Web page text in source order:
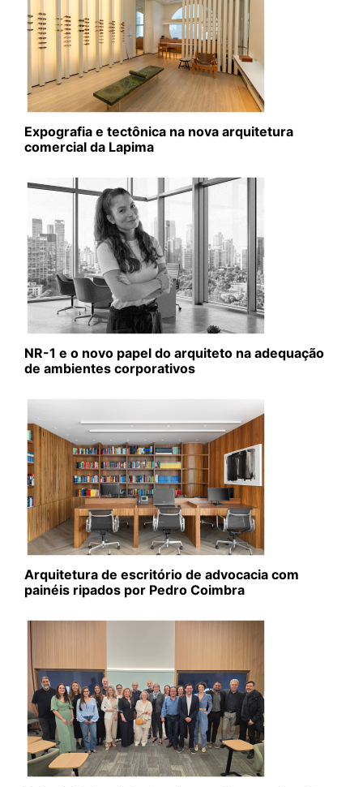
Expografia e tectônica na nova arquitetura
comercial da Lapima
NR-1 e o novo papel do arquiteto na adequação
de ambientes corporativos
Arquitetura de escritório de advocacia com
painéis ripados por Pedro Coimbra